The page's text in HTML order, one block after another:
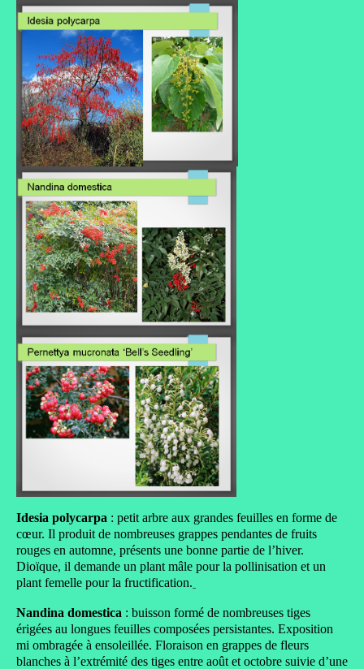
Idesia polycarpa : petit arbre aux grandes feuilles en forme de
cœur. Il produit de nombreuses grappes pendantes de fruits
rouges en automne, présents une bonne partie de l’hiver.
Dioïque, il demande un plant mâle pour la pollinisation et un
plant femelle pour la fructification.
Nandina domestica : buisson formé de nombreuses tiges
érigées au longues feuilles composées persistantes. Exposition
mi ombragée à ensoleillée. Floraison en grappes de fleurs
blanches à l’extrémité des tiges entre août et octobre suivie d’une